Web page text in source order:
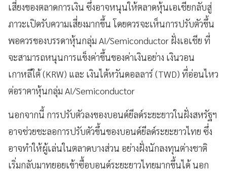
เสี่ยงของตลาดการเงิน ซึ่งอาจหนุนให้ตลาดหุ้นเอเชียกลับสู่
ภาวะเปิดรับความเสี่ยงมากขึ้น โดยควรจะเห็นการปรับตัวขึ้น
พอควรของบรรดาหุ้นกลุ่ม AI/Semiconductor ฝั่งเอเชีย ที่
จะสามารถหนุนการแข็งค่าขึ้นของค่าเงินอย่าง เงินวอน
เกาหลีใต้ (KRW) และ เงินไต้หวันดอลลาร์ (TWD) ที่อ่อนไหว
ต่อราคาหุ้นกลุ่ม AI/Semiconductor
นอกจากนี้ การปรับตัวลงของบอนด์ยีลด์ระยะยาวในฝั่งสหรัฐฯ
อาจช่วยชะลอการปรับตัวขึ้นของบอนด์ยีลด์ระยะยาวไทย ซึ่ง
อาจทำให้ผู้เล่นในตลาดบางส่วน อย่างฝั่งนักลงทุนต่างชาติ
เริ่มกลับมาทยอยเข้าซื้อบอนด์ระยะยาวไทยมากขึ้นได้ นอก